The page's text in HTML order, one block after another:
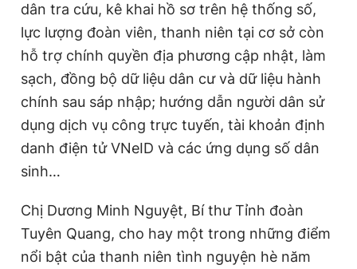
dân tra cứu, kê khai hồ sơ trên hệ thống số,
lực lượng đoàn viên, thanh niên tại cơ sở còn
hỗ trợ chính quyền địa phương cập nhật, làm
sạch, đồng bộ dữ liệu dân cư và dữ liệu hành
chính sau sáp nhập; hướng dẫn người dân sử
dụng dịch vụ công trực tuyến, tài khoản định
danh điện tử VNeID và các ứng dụng số dân
sinh…
Chị Dương Minh Nguyệt, Bí thư Tỉnh đoàn
Tuyên Quang, cho hay một trong những điểm
nổi bật của thanh niên tình nguyện hè năm